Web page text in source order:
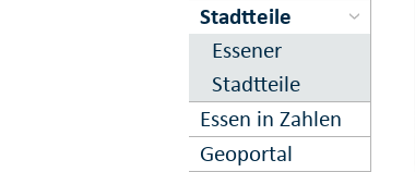
Stadtteile
Essener
Stadtteile
Essen in Zahlen
Geoportal